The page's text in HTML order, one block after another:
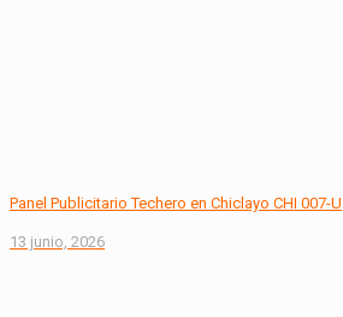
Panel Publicitario Techero en Chiclayo CHI 007-U
13 junio, 2026